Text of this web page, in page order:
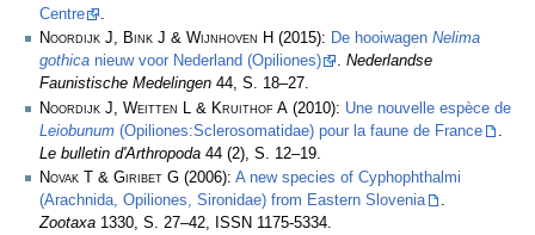
Centre
.
Noordijk J, Bink J & Wijnhoven H (2015): De hooiwagen Nelima
gothica nieuw voor Nederland (Opiliones) . Nederlandse
Faunistische Medelingen 44, S. 18–27.
Noordijk J, Weitten L & Kruithof A (2010): Une nouvelle espèce de
Leiobunum (Opiliones:Sclerosomatidae) pour la faune de France
Le bulletin d'Arthropoda 44 (2), S. 12–19.
Novak T & Giribet G (2006): A new species of Cyphophthalmi
(Arachnida, Opiliones, Sironidae) from Eastern Slovenia
Zootaxa 1330, S. 27–42, ISSN 1175-5334.